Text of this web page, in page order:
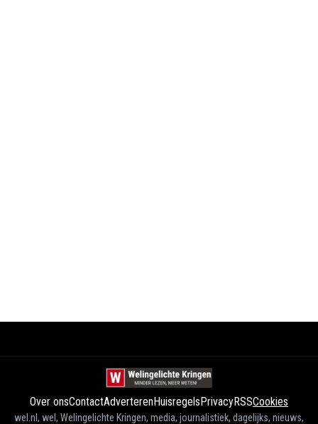
Over onsContactAdverterenHuisregels PrivacyRSSCookies
wel.nl, wel, Welingelichte Kringen, media, journalistiek, dagelijks, nieuws,